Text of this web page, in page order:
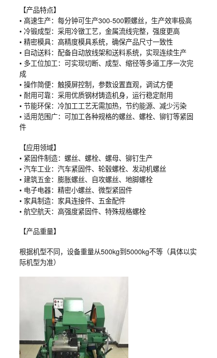
【产品特点】
• 高速生产：每分钟可生产300-500颗螺丝，生产效率极高
• 冷锻成型：采用冷镦工艺，金属流线完整，强度更高
• 精密模具：高精度模具系统，确保产品尺寸一致性
• 自动送料：配备自动放线架和送料系统，实现连续生产
• 多工位加工：可实现切断、成型、缩径等多道工序一次完
成
• 操作简便：触摸屏控制，参数设置直观，调试方便
• 耐用可靠：采用优质钢材铸造机身，运行稳定耐用
• 节能环保：冷加工工艺无需加热，节约能源、减少污染
• 适用范围广：可加工各种规格的螺丝、螺栓、铆钉等紧固
件
【应用领域】
• 紧固件制造：螺丝、螺栓、螺母、铆钉生产
• 汽车工业：汽车紧固件、轮毂螺栓、发动机螺丝
• 建筑五金：膨胀螺丝、自攻螺丝、地脚螺栓
• 电子电器：精密小螺丝、微型紧固件
• 家具制造：家具连接件、五金配件
• 航空航天：高强度紧固件、特殊规格螺栓
【产品重量】
根据机型不同，设备重量从500kg到5000kg不等（具体以实
际机型为准）